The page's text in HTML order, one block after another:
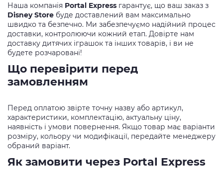
Наша компанія Portal Express гарантує, що ваш заказ з
Disney Store буде доставлений вам максимально
швидко та безпечно. Ми забезпечуємо надійний процес
доставки, контролюючи кожний етап. Довірте нам
доставку дитячих іграшок та інших товарів, і ви не
будете розчаровані!
Що перевірити перед
замовленням
Перед оплатою звірте точну назву або артикул,
характеристики, комплектацію, актуальну ціну,
наявність і умови повернення. Якщо товар має варіанти
розміру, кольору чи модифікації, передайте менеджеру
обраний варіант.
Як замовити через Portal Express